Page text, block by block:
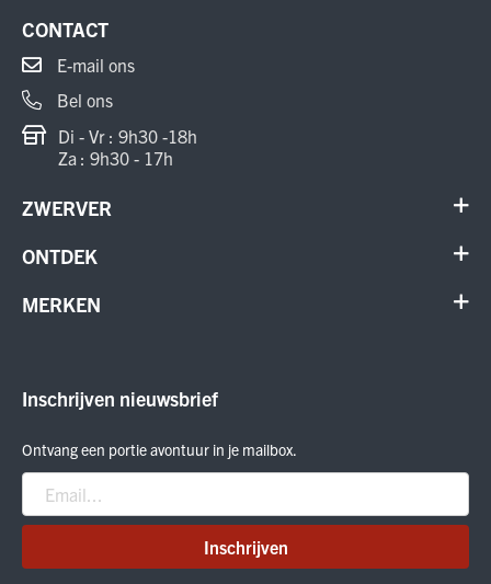
ZWERVER
Contact
Annuleer order
ONTDEK
Schoenen
MERKEN
Smartwool
Nitro
Peak Performance
Patagonia
CONTACT
E-mail ons
Bel ons
Di - Vr : 9h30 -18h
Za : 9h30 - 17h
Inschrijven nieuwsbrief
Ontvang een portie avontuur in je mailbox.
Inschrijven